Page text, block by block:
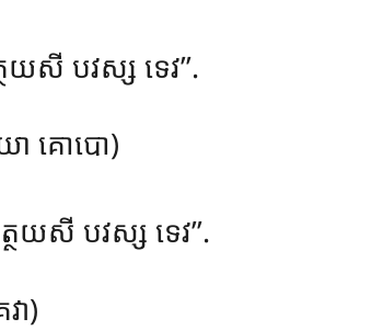
សី បវស្ស ទេវ’’.
ោ គោបោ)
យសី បវស្ស ទេវ’’.
ា)